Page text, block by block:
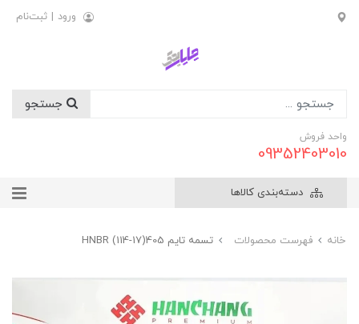
ورود | ثبت‌نام
واحد فروش
09352403010
دسته‌بندی کالاها
خانه فهرست محصولات تسمه تايم 405(17-114) HNBR